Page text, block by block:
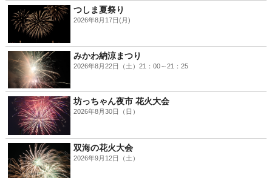
つしま夏祭り
2026年8月17日(月)
みかわ納涼まつり
2026年8月22日（土）21：00～21：25
坊っちゃん夜市 花火大会
2026年8月30日（日）
双海の花火大会
2026年9月12日（土）